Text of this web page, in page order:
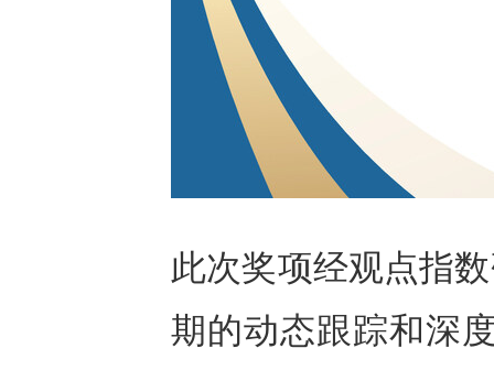
此次奖项经观点指
期的动态跟踪和深